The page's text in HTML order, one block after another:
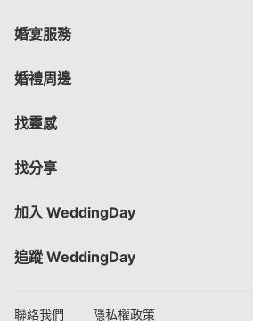
婚宴服務
婚禮周邊
找靈感
找分享
加入 WeddingDay
追蹤 WeddingDay
聯絡我們 隱私權政策